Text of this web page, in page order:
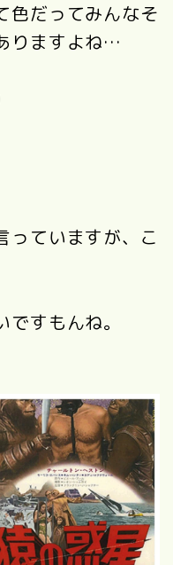
色だってみんなそ
りますよね…
っていますが、こ
すもんね。